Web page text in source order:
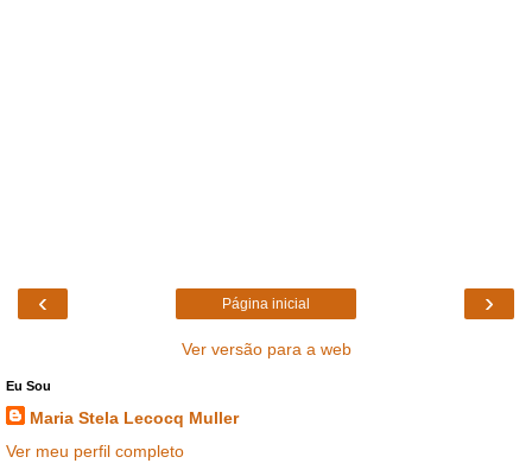
‹ ›
Página inicial
Ver versão para a web
Eu Sou
Maria Stela Lecocq Muller
Ver meu perfil completo